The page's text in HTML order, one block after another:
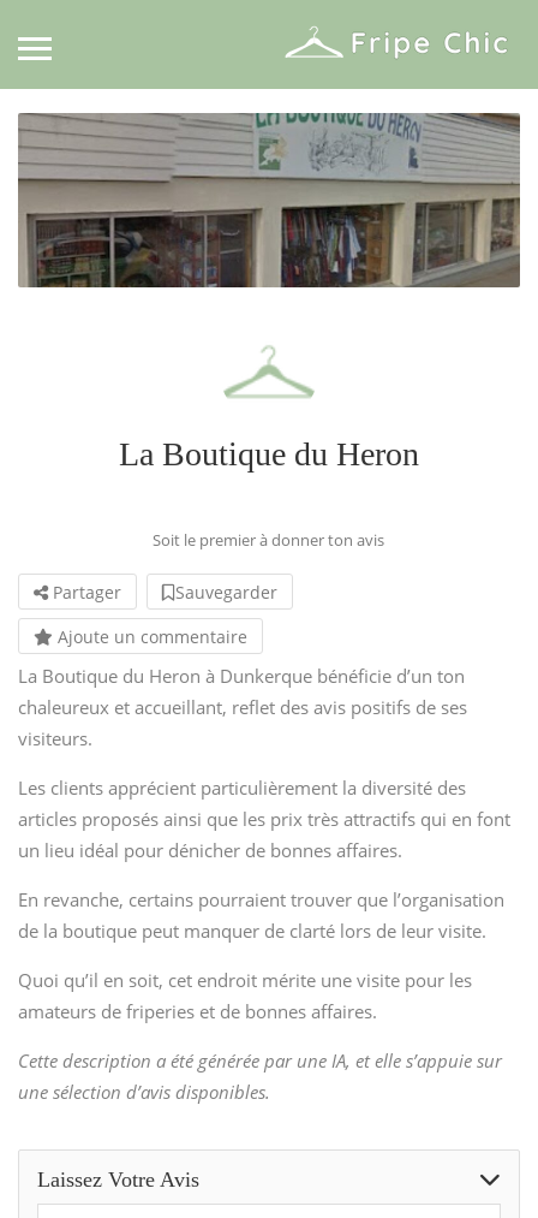
La Boutique du Heron
Soit le premier à donner ton avis
Partager
Sauvegarder
Ajoute un commentaire
La Boutique du Heron à Dunkerque bénéficie d’un ton
chaleureux et accueillant, reflet des avis positifs de ses
visiteurs.
Les clients apprécient particulièrement la diversité des
articles proposés ainsi que les prix très attractifs qui en font
un lieu idéal pour dénicher de bonnes affaires.
En revanche, certains pourraient trouver que l’organisation
de la boutique peut manquer de clarté lors de leur visite.
Quoi qu’il en soit, cet endroit mérite une visite pour les
amateurs de friperies et de bonnes affaires.
Cette description a été générée par une IA, et elle s’appuie sur
une sélection d’avis disponibles.
Laissez Votre Avis